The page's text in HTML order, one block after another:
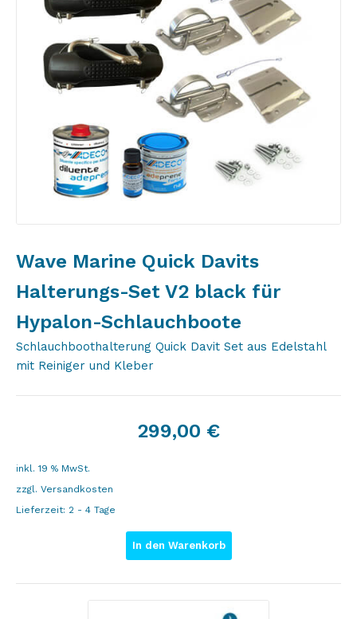
Wave Marine Quick Davits
Halterungs-Set V2 black für
Hypalon-Schlauchboote
Schlauchboothalterung Quick Davit Set aus Edelstahl
mit Reiniger und Kleber
299,00 €
inkl. 19 % MwSt.
zzgl. Versandkosten
Lieferzeit: 2 - 4 Tage
In den Warenkorb